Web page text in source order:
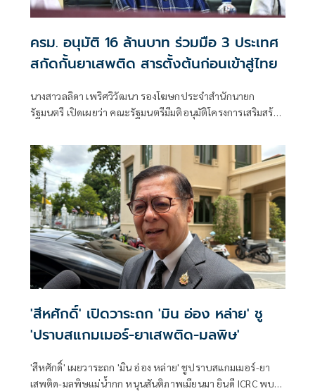
ครม. อนุมัติ 16 ล้านบาท ร่วมมือ 3 ประเทศ
สกัดกั้นยาเสพติด สารตั้งต้นก่อนเข้าสู่ไทย
นางสาวลลิดา เพริศวิวัฒนา รองโฆษกประจำสำนักนายก
รัฐมนตรี เปิดเผยว่า คณะรัฐมนตรีมีมติอนุมัติโครงการเสริมสร้าง
ยาเสพติดและทำลายเครือข่ายการค้ายาเสพติดระหว่าง
ประเทศ ประจำปีงบประมาณ พ.ศ. 2569 วงเงินรวม 16 ล้าน
บาท ตามที่กระทรวงยุติธรรม โดยสำนักงานคณะกรรมการ
ป้องกันและปราบปรามยาเสพติด หรือสำนักงาน ป.ป.ส.
'สีหศักดิ์' เปิดวาระถก 'มิน อ่อง หล่าย' ชู
'ปราบสแกมเมอร์-ยาเสพติด-มลพิษ'
'สีหศักดิ์' เผยวาระถก 'มิน อ่อง หล่าย' ชูปราบสแกมเมอร์-ยา
เสพติด-มลพิษแม่น้ำกก หนุนสันติภาพเมียนมา ยินดี ICRC พบ